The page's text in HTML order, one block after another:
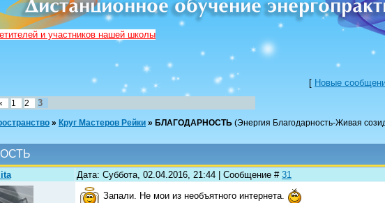
и участников нашей школы
[ Новые
1 2 3
» Круг Мастеров Рейки » БЛАГОДАРНОСТЬ (Энергия Благодарность-Живая
Дата: Суббота, 02.04.2016, 21:44 | Сообщение # 31
Запали. Не мои из необъятного интернета.